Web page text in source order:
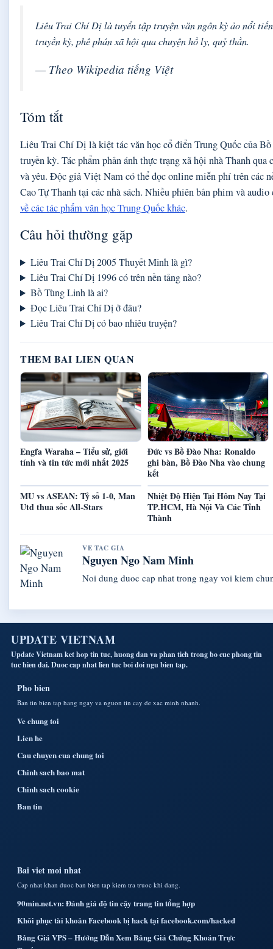
Liêu Trai Chí Dị là tuyển tập truyện văn ngôn kỳ ảo nổi
truyền kỳ, phê phán xã hội qua chuyện hồ ly, quỷ thần.
— Theo Wikipedia tiếng Việt
Tóm tắt
Liêu Trai Chí Dị là kiệt tác văn học cổ điển Trung Quốc của
truyền kỳ. Tác phẩm phản ánh thực trạng xã hội nhà Thanh
và yêu. Độc giả Việt Nam có thể đọc online miễn phí trên các
Cao Tự Thanh tại các nhà sách. Nhiều phiên bản phim và
về các tác phẩm văn học Trung Quốc khác.
Câu hỏi thường gặp
Liêu Trai Chí Dị 2005 Thuyết Minh là gì?
Liêu Trai Chí Dị 1996 có trên nền tảng nào?
Bồ Tùng Linh là ai?
Đọc Liêu Trai Chí Dị ở đâu?
Liêu Trai Chí Dị có bao nhiêu truyện?
THEM BAI LIEN QUAN
Engfa Waraha – Tiểu sử, giới
tính và tin tức mới nhất 2025
Đức vs Bồ Đào Nha: Ronaldo
ghi bàn, Bồ Đào Nha vào chung
kết
MU vs ASEAN: Tỷ số 1-0, Man
Utd thua sốc All-Stars
Nhiệt Độ Hiện Tại Hôm Nay Tại
TP.HCM, Hà Nội Và Các Tỉnh
Thành
VE TAC GIA
Nguyen Ngo Nam Minh
Noi dung duoc cap nhat trong ngay voi kiem
UPDATE VIETNAM
Update Vietnam ket hop tin tuc, huong dan va phan tich trong bo cuc phong tin
tuc hien dai. Duoc cap nhat lien tuc boi doi ngu bien tap.
Pho bien
Ban tin bien tap hang ngay va nguon tin cay de xac minh nhanh.
Ve chung toi
Lien he
Cau chuyen cua chung toi
Chinh sach bao mat
Chinh sach cookie
Ban tin
Bai viet moi nhat
Cap nhat khan duoc ban bien tap kiem tra truoc khi dang.
90min.net.vn: Đánh giá độ tin cậy trang tin tổng hợp
Khôi phục tài khoản Facebook bị hack tại facebook.com/hacked
Bảng Giá VPS – Hướng Dẫn Xem Bảng Giá Chứng Khoán Trực